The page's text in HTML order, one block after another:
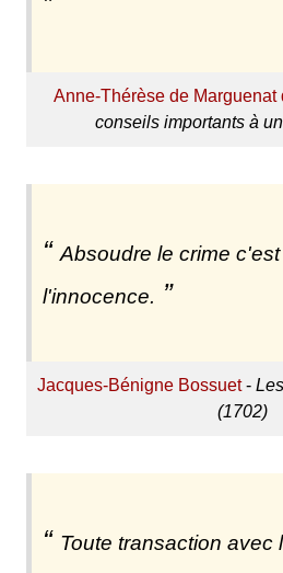
Anne-Thérèse de Marguenat
conseils importants à
Absoudre le crime
l'innocence.
Jacques-Bénigne Bossuet-
(1702)
Toute transaction avec